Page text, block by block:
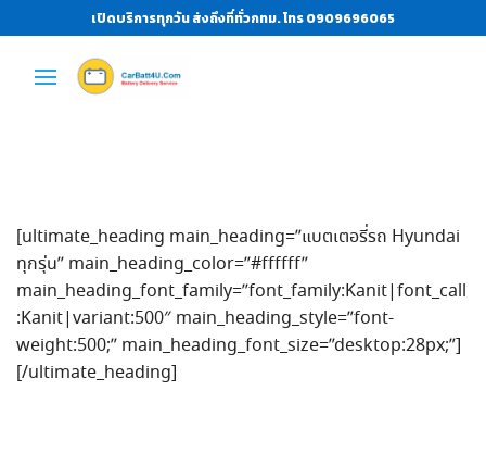
เปิดบริการทุกวัน ส่งถึงที่ทั่วกทม. โทร 0909696065
[ultimate_heading main_heading=”แบตเตอรี่รถ Hyundai
ทุกรุ่น” main_heading_color=”#ffffff”
main_heading_font_family=”font_family:Kanit|font_call
:Kanit|variant:500″ main_heading_style=”font-
weight:500;” main_heading_font_size=”desktop:28px;”]
[/ultimate_heading]